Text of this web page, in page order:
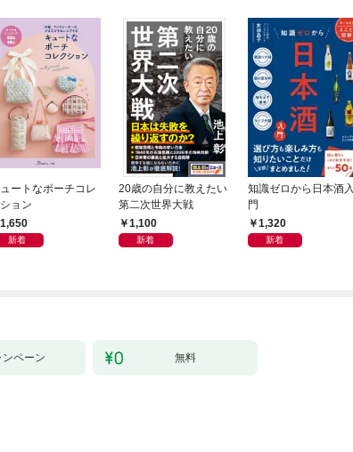
ートなポーチコレ
ョン
1,650
新着
20歳の自分に教えたい
第二次世界大戦
1,100
新着
知識ゼロから日本酒入
門
1,320
新着
ンペーン 無料